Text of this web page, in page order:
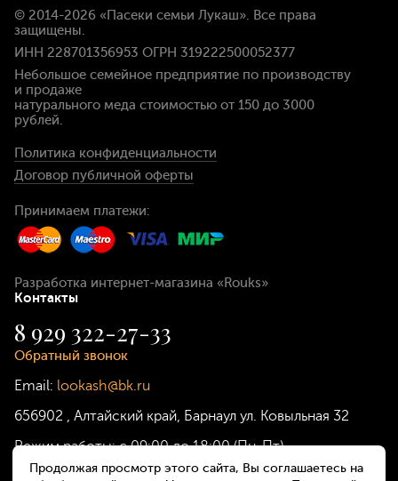
© 2014-2026 «Пасеки семьи Лукаш». Все права
защищены.
ИНН 228701356953 ОГРН 319222500052377
Небольшое семейное предприятие по производству
и продаже
натурального меда стоимостью от 150 до 3000
рублей.
Политика конфиденциальности
Договор публичной оферты
Принимаем платежи:
Разработка интернет-магазина «Rouks»
Контакты
8 929 322-27-33
Обратный звонок
Email: lookash@bk.ru
656902
Алтайский край, Барнаул ул. Ковыльная 32
Режим работы:с 09:00 до 18:00 (Пн-Пт)
Продолжая просмотр этого сайта, Вы соглашаетесь на